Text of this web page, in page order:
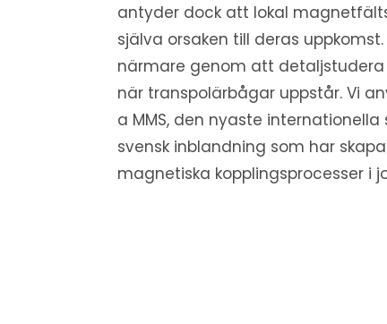
antyder dock att lokal
själva orsaken till deras
närmare genom att
när transpolärbågar uppstår. Vi
a MMS, den nyaste
svensk inblandning som har
magnetiska kopplingsprocesser i